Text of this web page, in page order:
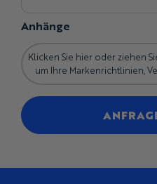
Anhänge
Klicken Sie hier oder ziehen
um Ihre Markenrichtlinien,